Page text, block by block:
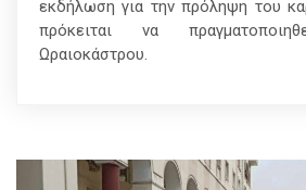
εκδήλωση για την πρόληψη του
πρόκειται να
Ωραιοκάστρου.